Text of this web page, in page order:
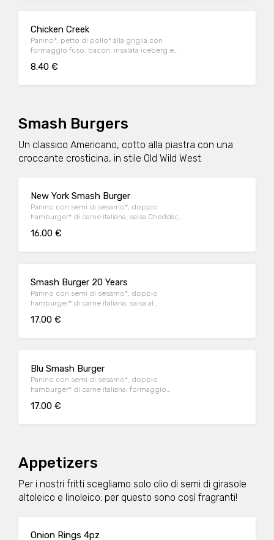
Chicken Creek
Panino*, petto di pollo* alla griglia con
formaggio fuso, bacon, insalata iceberg e
8.40 €
Smash Burgers
Un classico Americano, cotto alla piastra con una
croccante crosticina, in stile Old Wild West
New York Smash Burger
Panino con semi di sesamo*, doppio
hamburger* di carne italiana, salsa Cheddar,
iceberg e cetriolini, accompagnato da
16.00 €
Smash Burger 20 Years
Panino con semi di sesamo*, doppio
hamburger* di carne italiana, salsa al
insalata iceberg, salsa maionese senapata
17.00 €
Blu Smash Burger
Panino con semi di sesamo*, doppio
hamburger* di carne italiana, formaggio
insalata iceberg, servito con patate* Fries e
17.00 €
Appetizers
Per i nostri fritti scegliamo solo olio di semi di girasole
altoleico e linoleico: per questo sono così fragranti!
Onion Rings 4pz